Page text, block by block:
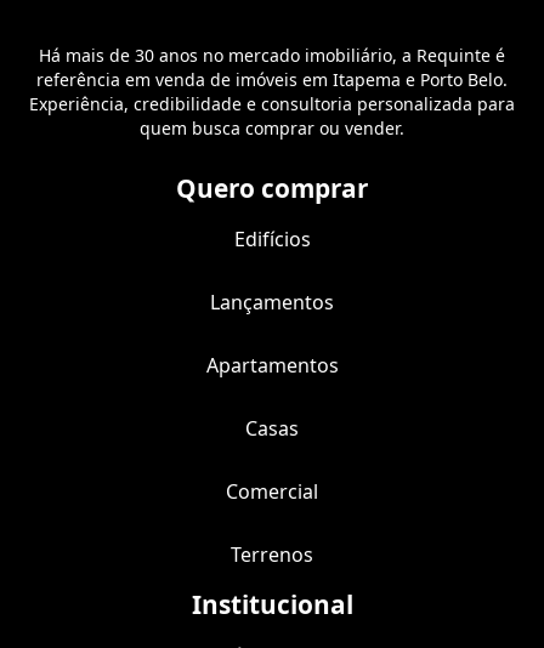
Há mais de 30 anos no mercado imobiliário, a Requinte é
referência em venda de imóveis em Itapema e Porto Belo.
Experiência, credibilidade e consultoria personalizada para
quem busca comprar ou vender.
Quero comprar
Edifícios
Lançamentos
Apartamentos
Casas
Comercial
Terrenos
Institucional